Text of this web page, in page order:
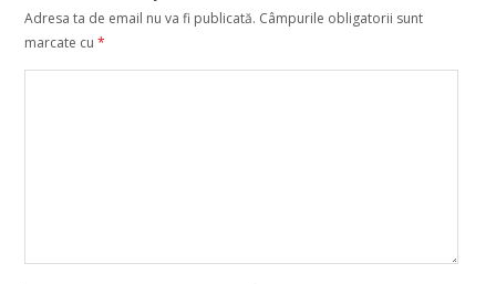
Adresa ta de email nu va fi publicată. Câmpurile obligatorii sunt
marcate cu *